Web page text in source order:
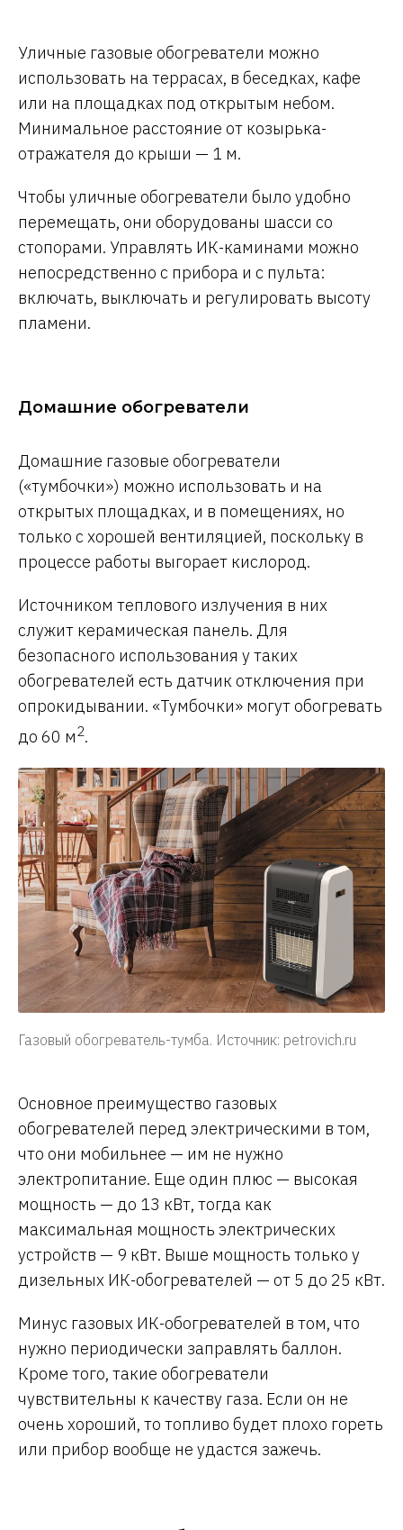
Уличные газовые обогреватели можно
использовать на террасах, в беседках, кафе
или на площадках под открытым небом.
Минимальное расстояние от козырька-
отражателя до крыши — 1 м.
Чтобы уличные обогреватели было удобно
перемещать, они оборудованы шасси со
стопорами. Управлять ИК-каминами можно
непосредственно с прибора и с пульта:
включать, выключать и регулировать высоту
пламени.
Домашние обогреватели
Домашние газовые обогреватели
(«тумбочки») можно использовать и на
открытых площадках, и в помещениях, но
только с хорошей вентиляцией, поскольку в
процессе работы выгорает кислород.
Источником теплового излучения в них
служит керамическая панель. Для
безопасного использования у таких
обогревателей есть датчик отключения при
опрокидывании. «Тумбочки» могут обогревать
до 60 м2.
Газовый обогреватель-тумба. Источник: petrovich.ru
Основное преимущество газовых
обогревателей перед электрическими в том,
что они мобильнее — им не нужно
электропитание. Еще один плюс — высокая
мощность — до 13 кВт, тогда как
максимальная мощность электрических
устройств — 9 кВт. Выше мощность только у
дизельных ИК-обогревателей — от 5 до 25 кВт.
Минус газовых ИК-обогревателей в том, что
нужно периодически заправлять баллон.
Кроме того, такие обогреватели
чувствительны к качеству газа. Если он не
очень хороший, то топливо будет плохо гореть
или прибор вообще не удастся зажечь.